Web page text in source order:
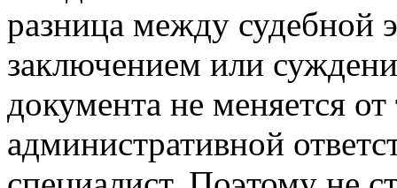
разница между судебной
заключением или
документа не меняется
административной